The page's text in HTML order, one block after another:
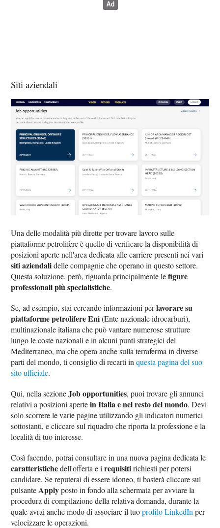
Siti aziendali
Una delle modalità più dirette per trovare lavoro sulle
piattaforme petrolifere è quello di verificare la disponibilità di
posizioni aperte nell'area dedicata alle carriere presenti nei vari
siti aziendalidelle compagnie che operano in questo settore.
Questa soluzione, però, riguarda principalmente lefigure
professionali più specialistiche.
Se, ad esempio, stai cercando informazioni perlavorare su
piattaforme petrolifere Eni(Ente nazionale idrocarburi),
multinazionale italiana che può vantare numerose strutture
lungo le coste nazionali e in alcuni punti strategici del
Mediterraneo, ma che opera anche sulla terraferma in diverse
parti del mondo, ti consiglio di recarti inquesta pagina del suo
sito ufficiale.
Qui, nella sezioneJob opportunities, puoi trovare gli annunci
relativi a posizioni apertein Italia e nel resto del mondo. Devi
solo scorrere le varie pagine utilizzando gli indicatori numerici
sottostanti, e cliccare sul riquadro che riporta la professione e la
località di tuo interesse.
Così facendo, potrai consultare in una nuova pagina dedicata le
caratteristichedell'offerta e irequisitirichiesti per potersi
candidare. Se reputerai di essere idoneo, ti basterà cliccare sul
pulsante Applyposto in fondo alla schermata per avviare la
procedura di compilazione della relativa domanda, durante la
quale avrai anche modo di associare il tuoprofilo LinkedIn per
velocizzare le operazioni.